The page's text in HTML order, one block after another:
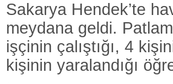
Sakarya Hendek’te
meydana geldi.
işçinin çalıştığı, 4
kişinin yaralandığı